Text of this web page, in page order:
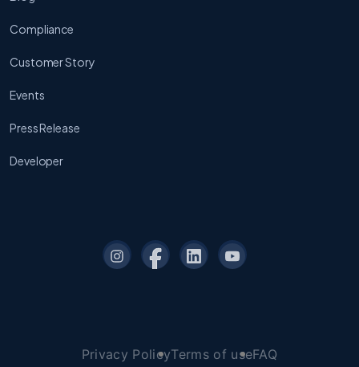
Compliance
Customer Story
Events
Press Release
Developer
Privacy PolicyTerms of useFAQ